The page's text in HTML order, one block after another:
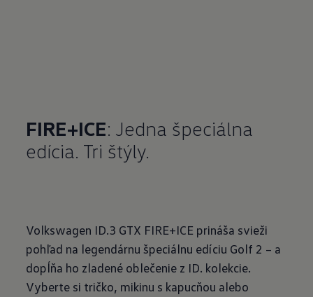
FIRE+ICE: Jedna špeciálna
edícia. Tri štýly.
Volkswagen ID.3 GTX FIRE+ICE prináša svieži
pohľad na legendárnu špeciálnu edíciu Golf 2 – a
dopĺňa ho zladené oblečenie z ID. kolekcie.
Vyberte si tričko, mikinu s kapucňou alebo